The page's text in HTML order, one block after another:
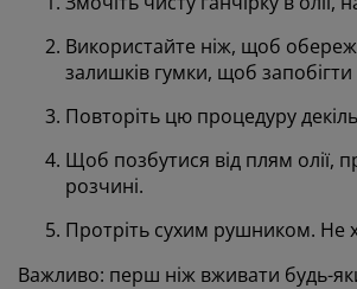
Використайте ніж, щоб
залишків гумки, щоб
Повторіть цю процедуру
Щоб позбутися від плям
розчині.
Протріть сухим рушником. Не
Важливо: перш ніж вживати будь-